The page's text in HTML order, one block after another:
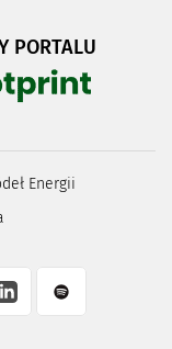
PORTALU
Energii